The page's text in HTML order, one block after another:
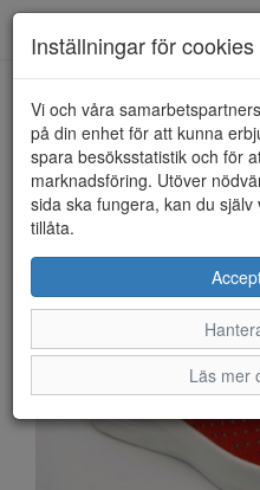
HEM CC RESORT
Inställningar för cookies
Vi och våra
på din enhet för att kunna
spara besöksstatistik och för
marknadsföring. Utöver
sida ska fungera, kan du
tillåta.
Läs mer